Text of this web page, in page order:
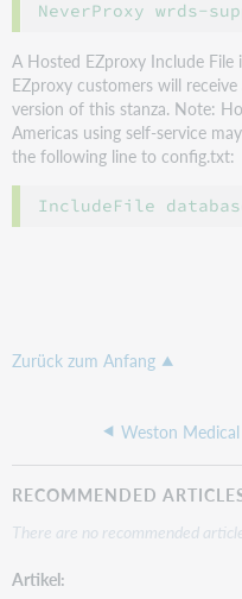
A Hosted EZproxy Include File
EZproxy customers will
version of this stanza. Note:
Americas using self-service
the following line to config.txt:
Zurück zum Anfang
RECOMMENDED
There are no recommended
Artikel